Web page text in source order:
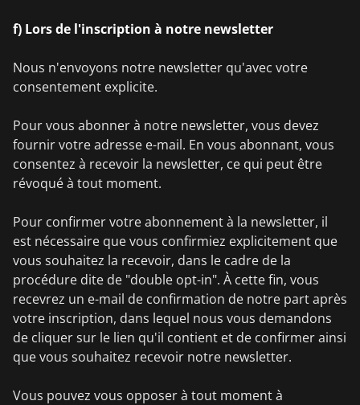
f) Lors de l'inscription à notre newsletter
Nous n'envoyons notre newsletter qu'avec votre
consentement explicite.
Pour vous abonner à notre newsletter, vous devez
fournir votre adresse e-mail. En vous abonnant, vous
consentez à recevoir la newsletter, ce qui peut être
révoqué à tout moment.
Pour confirmer votre abonnement à la newsletter, il
est nécessaire que vous confirmiez explicitement que
vous souhaitez la recevoir, dans le cadre de la
procédure dite de "double opt-in". À cette fin, vous
recevrez un e-mail de confirmation de notre part après
votre inscription, dans lequel nous vous demandons
de cliquer sur le lien qu'il contient et de confirmer ainsi
que vous souhaitez recevoir notre newsletter.
Vous pouvez vous opposer à tout moment à